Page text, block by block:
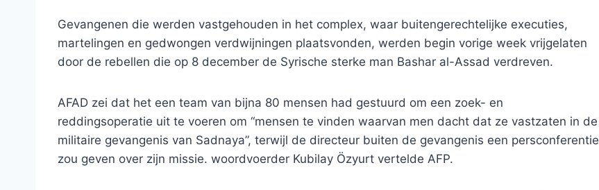
Gevangenen die werden vastgehouden in het complex, waar buitengerechtelijke executies,
martelingen en gedwongen verdwijningen plaatsvonden, werden begin vorige week vrijgelaten
door de rebellen die op 8 december de Syrische sterke man Bashar al-Assad verdreven.
AFAD zei dat het een team van bijna 80 mensen had gestuurd om een ​​zoek- en
reddingsoperatie uit te voeren om “mensen te vinden waarvan men dacht dat ze vastzaten in de
militaire gevangenis van Sadnaya”, terwijl de directeur buiten de gevangenis een persconferentie
zou geven over zijn missie. woordvoerder Kubilay Özyurt vertelde AFP.